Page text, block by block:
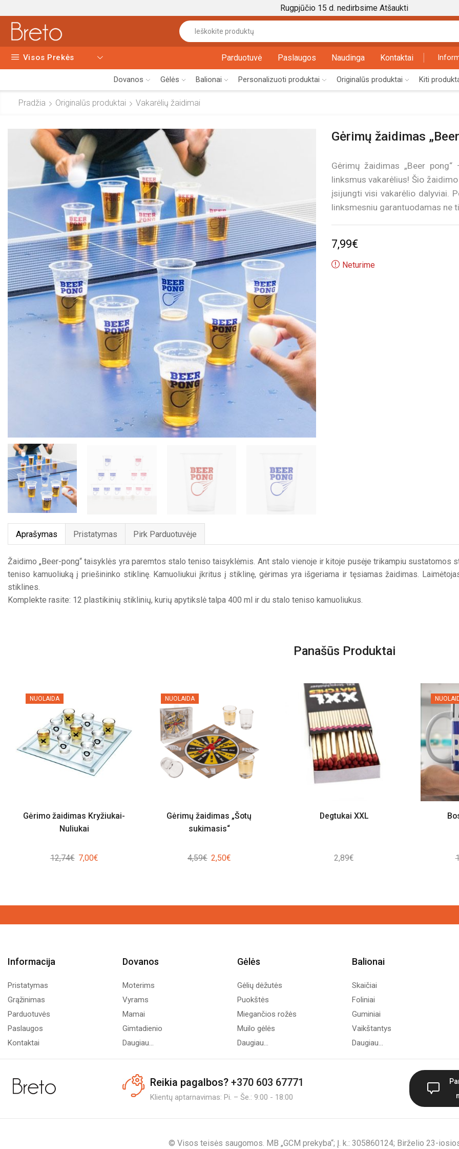
Rugpjūčio 15 d. nedirbsime Atšaukti
input
Visos Prekės Parduotuvė Paslaugos Naudinga Kontaktai
Dovanos Gėlės Balionai Personalizuoti produktai Originalūs produktai Kiti
Pradžia Originalūs produktai Vakarėlių žaidimai
Gėrimų žaidimas
Gėrimų žaidimas „Beer
linksmus vakarėlius! Šio
įsijungti visi vakarėlio dalyviai.
linksmesniu garantuodamas ne
7,99€
Neturime
Aprašymas Pristatymas Pirk Parduotuvėje
Žaidimo „Beer-pong“ taisyklės yra paremtos stalo teniso taisyklėmis. Ant stalo vienoje ir kitoje pusėje trikampiu
teniso kamuoliuką į priešininko stiklinę. Kamuoliukui įkritus į stiklinę, gėrimas yra išgeriama ir tęsiamas žaidimas.
stiklines.
Komplekte rasite: 12 plastikinių stiklinių, kurių apytikslė talpa 400 ml ir du stalo teniso kamuoliukus.
Panašūs Produktai
NUOLAIDA
Gėrimo žaidimas Kryžiukai-
Nuliukai
12,74€ Original
7,00€Current
NUOLAIDA
Gėrimų žaidimas „Šotų
sukimasis“
4,59€ Original
2,50€Current
Degtukai XXL
2,89€
Informacija
Pristatymas
Grąžinimas
Parduotuvės
Paslaugos
Kontaktai
Dovanos
Moterims
Vyrams
Mamai
Gimtadienio
Daugiau...
Gėlės
Gėlių dėžutės
Puokštės
Miegančios rožės
Muilo gėlės
Daugiau...
Balionai
Skaičiai
Foliniai
Guminiai
Vaikštantys
Daugiau...
Reikia pagalbos? +370 603 67771
Klientų aptarnavimas: Pi. – Še.: 9:00 - 18:00
© Visos teisės saugomos. MB „GCM prekyba“; Į. k.: 305860124; Birželio 23-